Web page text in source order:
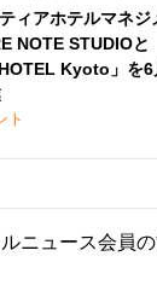
ィアホテルマネジ
NOTE STUDIOと
Kyoto」を6
ト
ニュース会員